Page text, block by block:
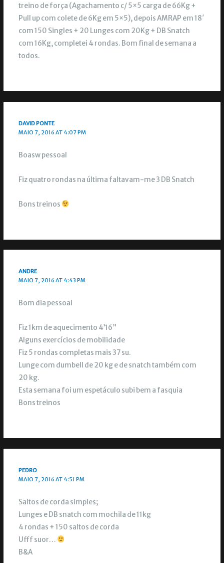
treino de força (Agachamento c/ 5×5 carga de 66Kg +
Pull up com colete de 6Kg em 5×5), depois AMRAP em 18′
com 150 Singles + 20 Lunges com 20Kg + DB Snatch
com 16Kg, completei 4 rondas. Bom final de semana a
todos.
DAVID PONTE
MAIO 7, 2016 AT 4:07 PM
Boasw pessoal
Fiz quatro rondas na última faltavam-me 3 DB Snatch
Bons treinos
ANDRE
MAIO 7, 2016 AT 4:43 PM
Bom dia pessoal
Fiz 1km de aquecimento 4’16”
Alguns exercícios de mobilidade
Fiz 5 rondas completas mais 37 su.
Lunge com dumbell de 20 kg e de snatch também com
20 kg.
Esta semana foi um espetáculo subi bem a fasquia
Bons treinos
PEDRO
MAIO 7, 2016 AT 4:51 PM
Saltos de corda simples;
Lunges e DB snatch com mochila de 11kg
4 rondas + 150 saltos de corda
Ufff suor…
B&A